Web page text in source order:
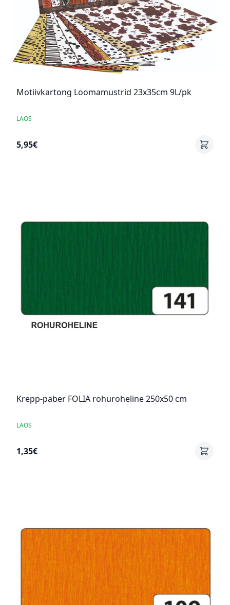
Motiivkartong Loomamustrid 23x35cm 9L/pk
LAOS
5,95€
Krepp-paber FOLIA rohuroheline 250x50 cm
LAOS
1,35€